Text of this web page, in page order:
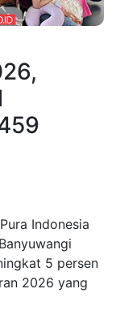
Indonesia
5 persen
2026 yang